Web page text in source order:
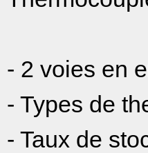
- 2 voies en
- Types de
- Taux de